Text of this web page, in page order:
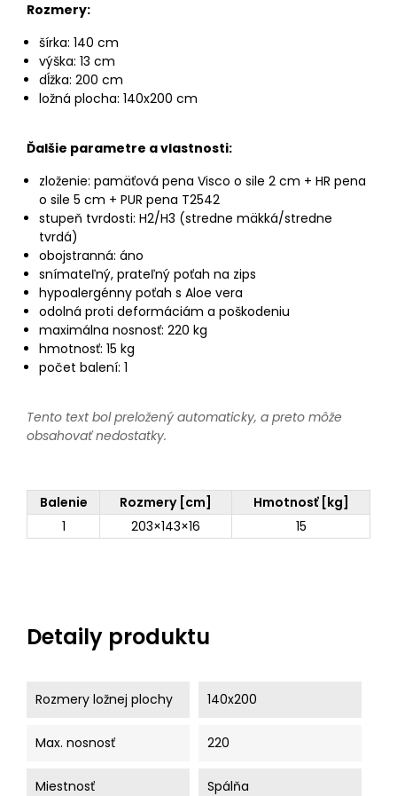
Rozmery:
šírka: 140 cm
výška: 13 cm
dĺžka: 200 cm
ložná plocha: 140x200 cm
Ďalšie parametre a vlastnosti:
zloženie: pamäťová pena Visco o sile 2 cm + HR pena
o sile 5 cm + PUR pena T2542
stupeň tvrdosti: H2/H3 (stredne mäkká/stredne
tvrdá)
obojstranná: áno
snímateľný, prateľný poťah na zips
hypoalergénny poťah s Aloe vera
odolná proti deformáciám a poškodeniu
maximálna nosnosť: 220 kg
hmotnosť: 15 kg
počet balení: 1
Tento text bol preložený automaticky, a preto môže
obsahovať nedostatky.
Balenie Rozmery [cm]
Hmotnosť [kg]
1
203×143×16 15
Detaily produktu
Rozmery ložnej plochy 140x200
Max. nosnosť 220
Miestnosť Spálňa